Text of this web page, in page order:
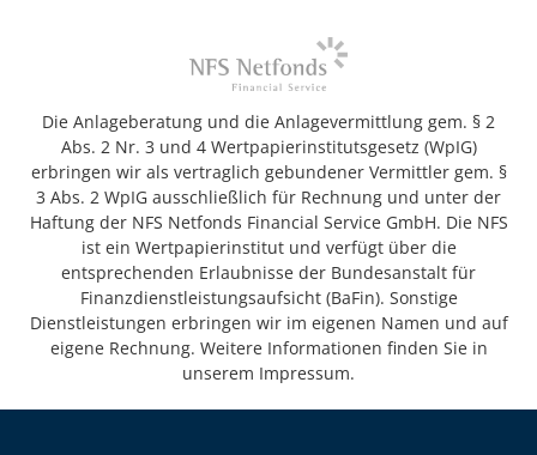
Die Anlageberatung und die Anlagevermittlung gem. § 2
Abs. 2 Nr. 3 und 4 Wertpapierinstitutsgesetz (WpIG)
erbringen wir als vertraglich gebundener Vermittler gem. §
3 Abs. 2 WpIG ausschließlich für Rechnung und unter der
Haftung der NFS Netfonds Financial Service GmbH. Die NFS
ist ein Wertpapierinstitut und verfügt über die
entsprechenden Erlaubnisse der Bundesanstalt für
Finanzdienstleistungsaufsicht (BaFin). Sonstige
Dienstleistungen erbringen wir im eigenen Namen und auf
eigene Rechnung. Weitere Informationen finden Sie in
unserem Impressum.